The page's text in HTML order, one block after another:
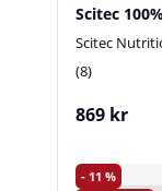
Scitec
8
869 kr
11